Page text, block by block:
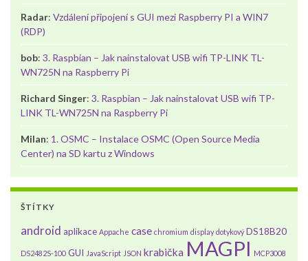
Radar: Vzdálení připojení s GUI mezi Raspberry PI a WIN7
(RDP)
bob: 3. Raspbian – Jak nainstalovat USB wifi TP-LINK TL-
WN725N na Raspberry Pi
Richard Singer: 3. Raspbian – Jak nainstalovat USB wifi TP-
LINK TL-WN725N na Raspberry Pi
Milan: 1. OSMC – Instalace OSMC (Open Source Media
Center) na SD kartu z Windows
ŠTÍTKY
android aplikace Appache case chromium display dotykový DS18B20
DS2482S-100 GUI JavaScript JSON krabička MAGPI MCP3008